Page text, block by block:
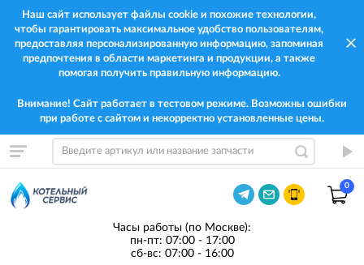
Наш сайт использует файлы cookie и похожие технологии,
чтобы гарантировать максимальное удобство пользователям,
предоставляя персонализированную информацию, запоминая
предпочтения в области маркетинга и продукции, а также
помогая получить правильную информацию.
Внимание! Сайт работает в тестовом режиме. Возможны ошибки
при работе с сайтом и некорректно установленные цены.
0
Часы работы (по Москве):
пн-пт: 07:00 - 17:00
сб-вс: 07:00 - 16:00